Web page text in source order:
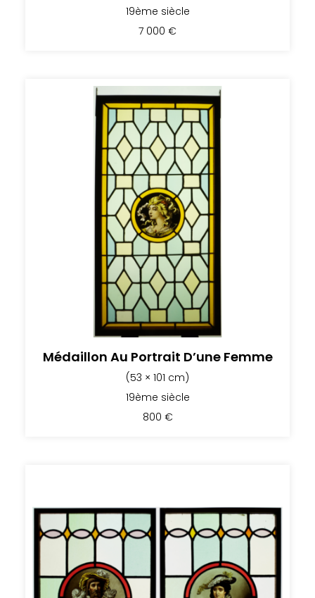
19ème siècle
7 000 €
Médaillon Au Portrait D’une Femme
(53 × 101 cm)
19ème siècle
800 €